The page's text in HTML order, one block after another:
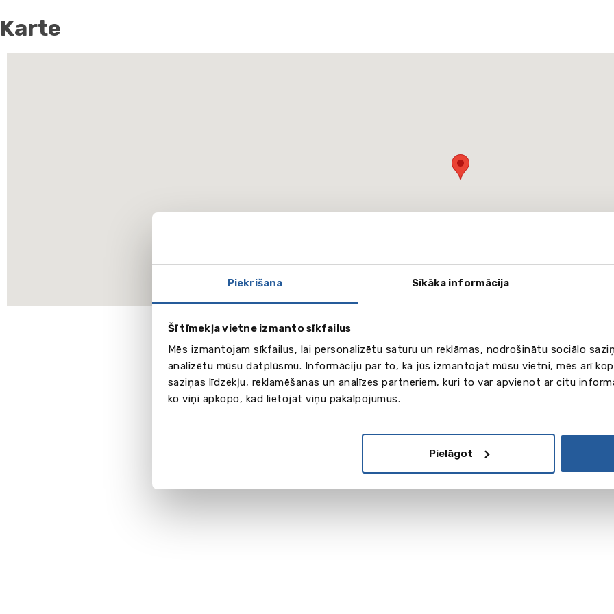
Piekrišana Sīkāka informācija
Šī tīmekļa vietne izmanto sīkfailus
Mēs izmantojam sīkfailus, lai personalizētu saturu un reklāmas, nodrošinātu sociālo
analizētu mūsu datplūsmu. Informāciju par to, kā jūs izmantojat mūsu vietni, mēs arī
saziņas līdzekļu, reklamēšanas un analīzes partneriem, kuri to var apvienot ar citu
ko viņi apkopo, kad lietojat viņu pakalpojumus.
Pielāgot
Karte